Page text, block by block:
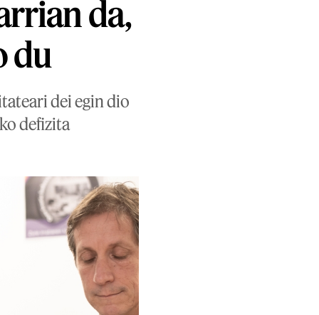
da,
du
dei egin dio
defizita